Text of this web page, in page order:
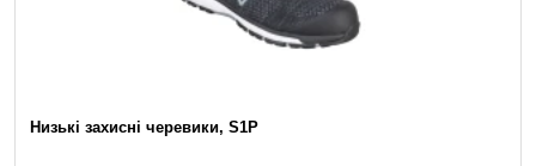
Низькі захисні черевики, S1P